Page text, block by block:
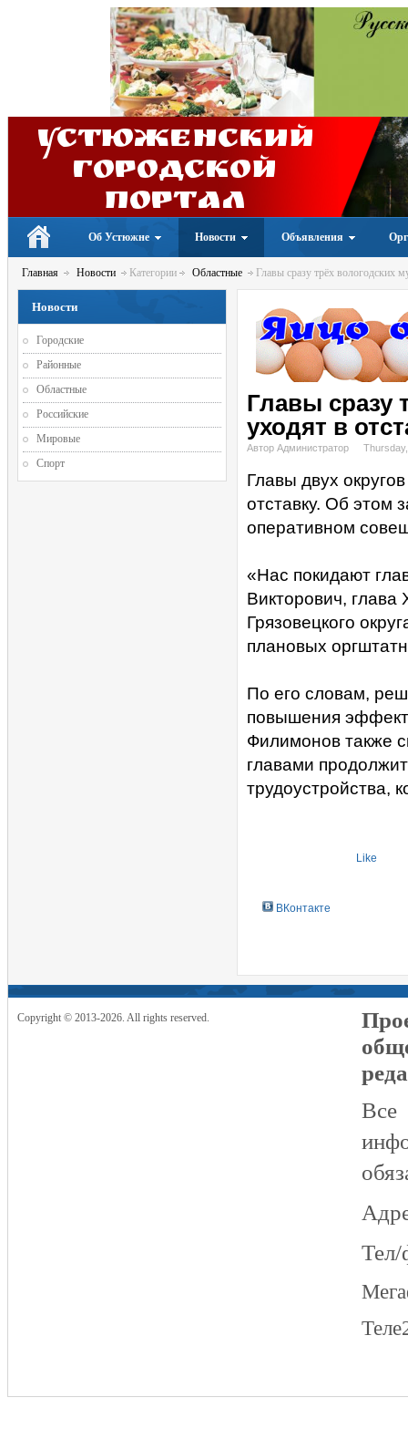
Устюженский
Городской
портал
Об Устюжне Новости Объявления
Главная Новости Категории Областные Главы сразу трёх вологодских
Главы сразу
уходят в
Автор Администратор
Главы двух
отставку. Об этом
оперативном
«Нас покидают
Викторович, глава
Грязовецкого
плановых
По его словам,
повышения
Филимонов также
главами
трудоустройства,
Like
ВКонтакте
Новости
Городские
Районные
Областные
Российские
Мировые
Спорт
Copyright © 2013-2026. All rights reserved.